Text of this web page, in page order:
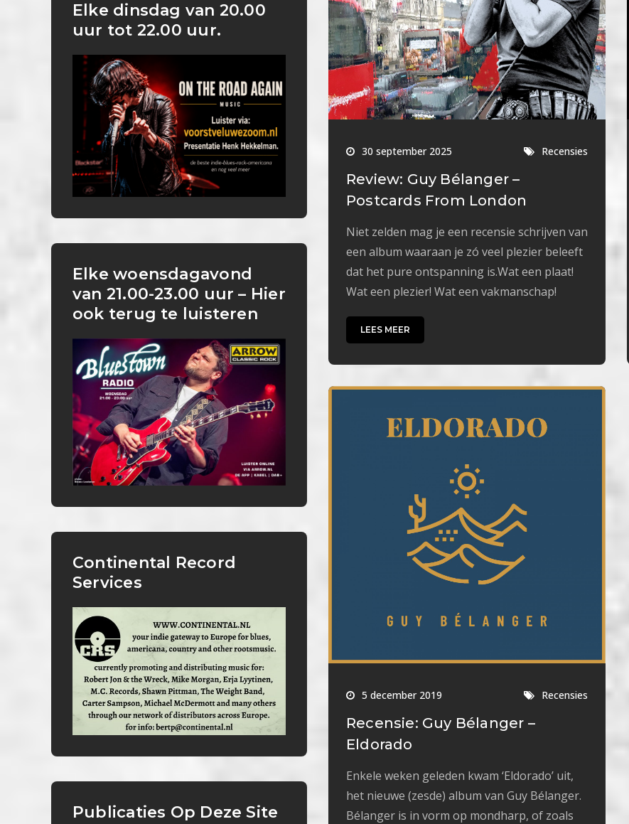
30 september 2025 Recensies
Review: Guy Bélanger –
Postcards From London
Niet zelden mag je een recensie schrijven van
een album waaraan je zó veel plezier beleeft
dat het pure ontspanning is.Wat een plaat!
Wat een plezier! Wat een vakmanschap!
LEES MEER
5 december 2019 Recensies
Recensie: Guy Bélanger –
Eldorado
Enkele weken geleden kwam ‘Eldorado’ uit,
het nieuwe (zesde) album van Guy Bélanger.
Bélanger is in vorm op mondharp, of zoals
Elke dinsdag van 20.00
uur tot 22.00 uur.
Elke woensdagavond
van 21.00-23.00 uur – Hier
ook terug te luisteren
Continental Record
Services
Publicaties Op Deze Site